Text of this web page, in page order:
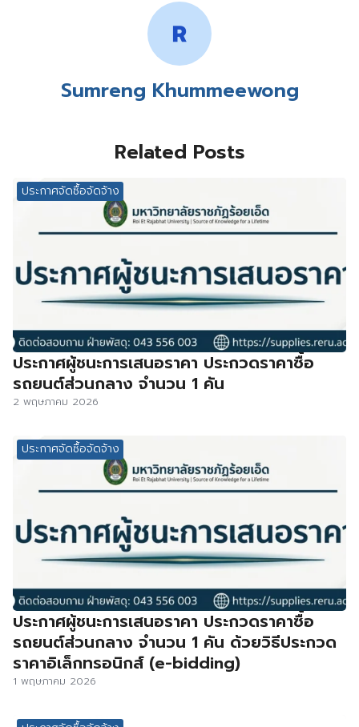
Sumreng Khummeewong
Related Posts
ประกาศจัดซื้อจัดจ้าง
ประกาศผู้ชนะการเสนอราคา ประกวดราคาซื้อ
รถยนต์ส่วนกลาง จำนวน 1 คัน
2 พฤษภาคม 2026
ประกาศจัดซื้อจัดจ้าง
ประกาศผู้ชนะการเสนอราคา ประกวดราคาซื้อ
รถยนต์ส่วนกลาง จำนวน 1 คัน ด้วยวิธีประกวด
ราคาอิเล็กทรอนิกส์ (e-bidding)
1 พฤษภาคม 2026